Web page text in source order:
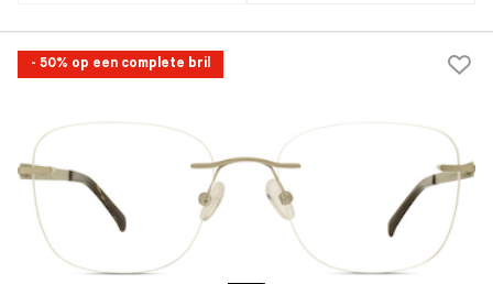
- 50% op een complete bril